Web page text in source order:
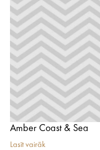
Amber Coast & Sea
Lasīt vairāk